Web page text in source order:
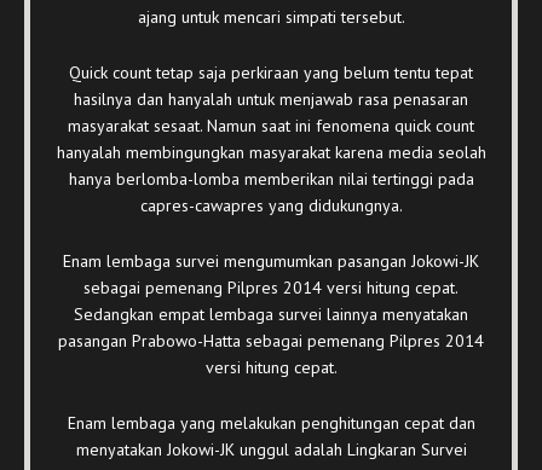
ajang untuk mencari simpati tersebut.
Quick count tetap saja perkiraan yang belum tentu tepat
hasilnya dan hanyalah untuk menjawab rasa penasaran
masyarakat sesaat. Namun saat ini fenomena quick count
hanyalah membingungkan masyarakat karena media seolah
hanya berlomba-lomba memberikan nilai tertinggi pada
capres-cawapres yang didukungnya.
Enam lembaga survei mengumumkan pasangan Jokowi-JK
sebagai pemenang Pilpres 2014 versi hitung cepat.
Sedangkan empat lembaga survei lainnya menyatakan
pasangan Prabowo-Hatta sebagai pemenang Pilpres 2014
versi hitung cepat.
Enam lembaga yang melakukan penghitungan cepat dan
menyatakan Jokowi-JK unggul adalah Lingkaran Survei